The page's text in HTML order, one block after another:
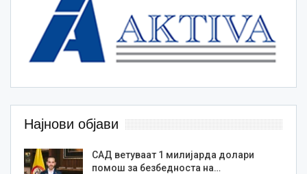
Најнови објави
САД ветуваат 1 милијарда долари
помош за безбедноста на…